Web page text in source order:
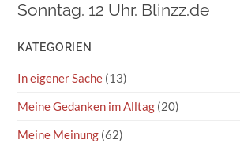
Sonntag. 12 Uhr. Blinzz.de
KATEGORIEN
In eigener Sache (13)
Meine Gedanken im Alltag (20)
Meine Meinung (62)